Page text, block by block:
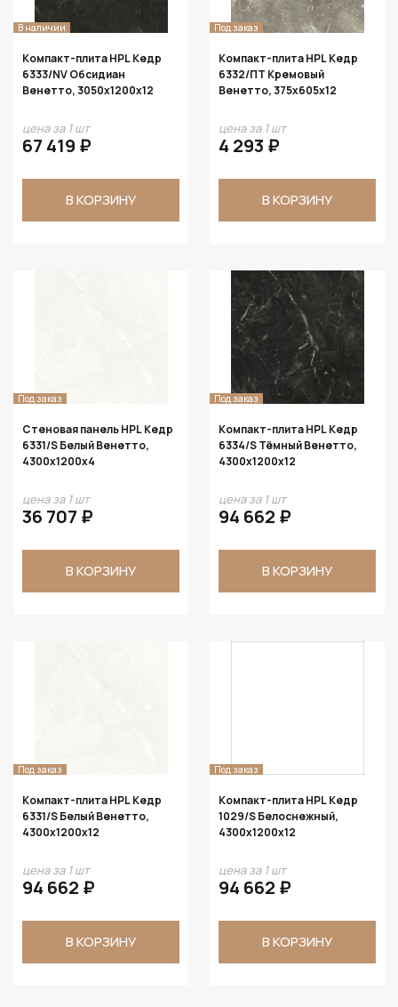
В наличии
Компакт-плита HPL Кедр
6333/NV Обсидиан
Венетто, 3050х1200х12
цена за 1 шт
67 419 ₽
В КОРЗИНУ
Под заказ
Компакт-плита HPL Кедр
6332/ПТ Кремовый
Венетто, 375х605х12
цена за 1 шт
4 293 ₽
В КОРЗИНУ
Под заказ
Стеновая панель HPL Кедр
6331/S Белый Венетто,
4300х1200х4
цена за 1 шт
36 707 ₽
В КОРЗИНУ
Под заказ
Компакт-плита HPL Кедр
6334/S Тёмный Венетто,
4300х1200х12
цена за 1 шт
94 662 ₽
В КОРЗИНУ
Под заказ
Компакт-плита HPL Кедр
6331/S Белый Венетто,
4300х1200х12
цена за 1 шт
94 662 ₽
В КОРЗИНУ
Под заказ
Компакт-плита HPL Кедр
1029/S Белоснежный,
4300х1200х12
цена за 1 шт
94 662 ₽
В КОРЗИНУ